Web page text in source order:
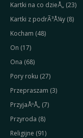
Kartki na co dzieÅ„ (23)
Kartki z podrÃ³Å¼y (8)
Kocham (48)
On (17)
Ona (68)
Pory roku (27)
Przepraszam (3)
PrzyjaÅºÅ„ (7)
Przyroda (8)
Religijne (91)